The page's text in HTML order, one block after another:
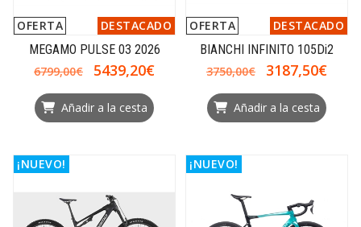
OFERTA DESTACADO
MEGAMO PULSE 03 2026
6799,00€
5439,20€
Añadir a la cesta
OFERTA DESTACADO
BIANCHI INFINITO 105Di2
3750,00€
3187,50€
Añadir a la cesta
¡NUEVO! ¡NUEVO!